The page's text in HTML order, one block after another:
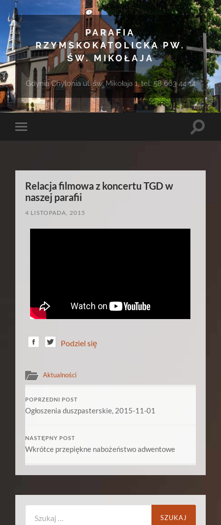
PARAFIA
RZYMSKOKATOLICKA PW.
ŚW. MIKOŁAJA
Gdynia Chylonia ul. św. Mikołaja 1, tel. 58 663 44 14
Toggle
Toggle
Relacja filmowa z koncertu TGD w
naszej parafii
4 LISTOPADA, 2015
Podziel się
Aktualności
POPRZEDNI POST
Ogłoszenia duszpasterskie, 2015-11-01
NASTĘPNY POST
Wkrótce przepiękne nabożeństwo adwentowe